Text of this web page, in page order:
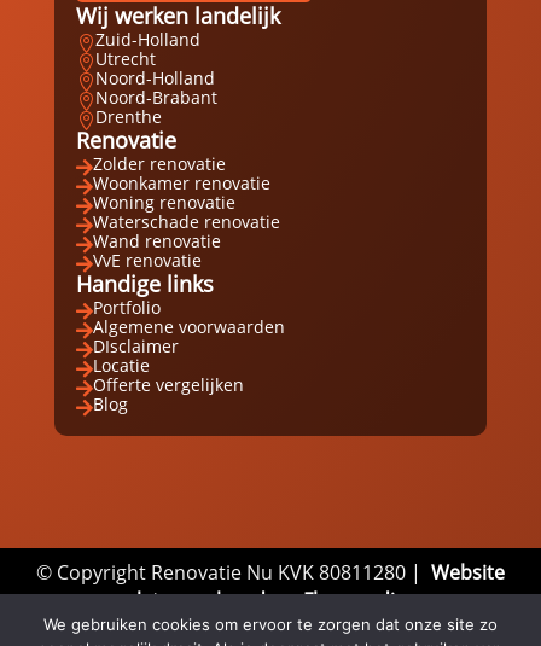
Wij werken landelijk
Zuid-Holland
Utrecht
Noord-Holland
Noord-Brabant
Drenthe
Renovatie
Zolder renovatie
Woonkamer renovatie
Woning renovatie
Waterschade renovatie
Wand renovatie
VvE renovatie
Handige links
Portfolio
Algemene voorwaarden
DIsclaimer
Locatie
Offerte vergelijken
Blog
© Copyright Renovatie Nu KVK 80811280 | Website
laten maken door Flexamedia
Privacyverklaring|Disclaimer| Algemene
We gebruiken cookies om ervoor te zorgen dat onze site zo